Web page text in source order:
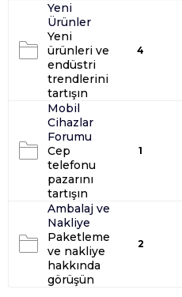
Yeni
Ürünler
Yeni
ürünleri ve
endüstri
trendlerini
tartışın
4
Mobil
Cihazlar
Forumu
Cep
telefonu
pazarını
tartışın
1
Ambalaj ve
Nakliye
Paketleme
ve nakliye
hakkında
görüşün
2